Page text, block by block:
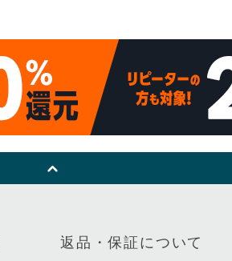
返品・保証について